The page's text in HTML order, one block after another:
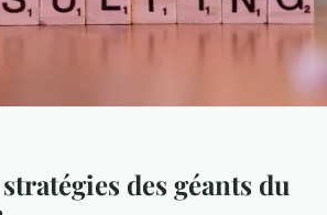
des géants du